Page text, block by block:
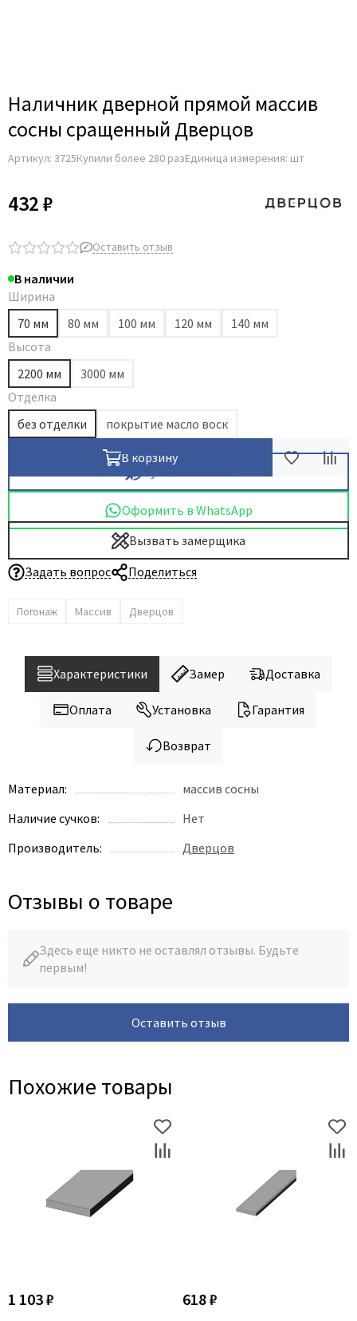
Наличник дверной прямой массив
сосны сращенный Дверцов
Артикул: 3725Купили более 280 разЕдиница измерения: шт
432 ₽
Оставить отзыв
В наличии
Ширина
70 мм
80 мм 100 мм 120 мм
140 мм
Высота
2200 мм
3000 мм
Отделка
без отделки
покрытие масло воск
В корзину
Оформить в WhatsApp
Вызвать замерщика
Задать вопрос
Поделиться
Погонаж Массив Дверцов
Характеристики Замер Доставка
Оплата Установка Гарантия
Возврат
Материал:
массив сосны
Наличие сучков:
Нет
Производитель:
Дверцов
Отзывы о товаре
Здесь еще никто не оставлял отзывы. Будьте
первым!
Оставить отзыв
Похожие товары
1 103 ₽ 618 ₽